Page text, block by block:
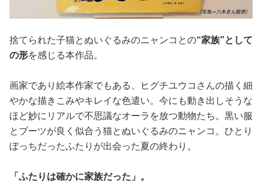
捨てられた子猫とぬいぐるみのニャンコとの“家族”として
の形を感じる本作品。
画家であり絵本作家でもある、ヒグチユウコさんの描く細
やかな描きこみやキレイな色遣い。今にも動き出しそうな
ほど妙にリアルで不思議なオーラを放つ動物たち。黒い服
とブーツが良く似合う猫とぬいぐるみのニャンコ。ひとり
ぼっちだったふたりが出会った夏の終わり。
「ふたりは確かに家族だった」。